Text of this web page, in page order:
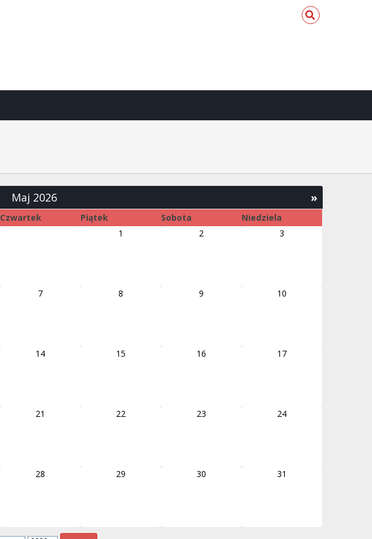
»
Maj 2026
Czwartek Piątek Sobota Niedziela
1 2 3
7 8 9 10
14 15 16 17
21 22 23 24
28 29 30 31